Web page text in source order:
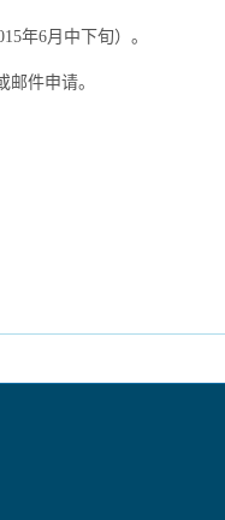
年6月中下旬）。
邮件申请。